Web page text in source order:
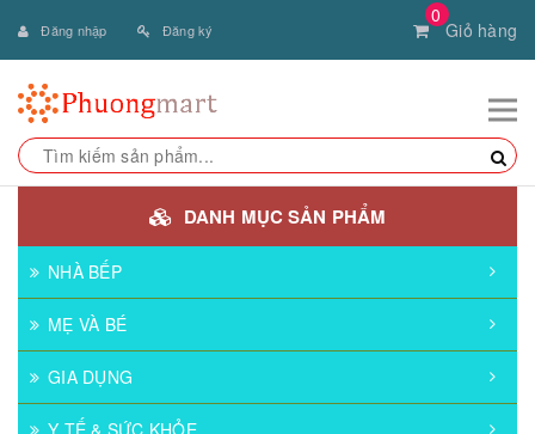
0
Giỏ hàng
Đăng nhập Đăng ký
DANH MỤC SẢN PHẨM
NHÀ BẾP
MẸ VÀ BÉ
GIA DỤNG
Y TẾ & SỨC KHỎE